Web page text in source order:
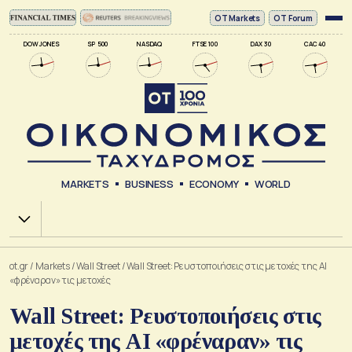
DOW JONES SP 500 NASDAQ FTSE 100 DAX 30 CAC 40
ΟΤ Markets OT Forum
MARKETS BUSINESS ECONOMY WORLD
Χ.Α.
ot.gr/ Markets/Wall Street/Wall Street: Ρευστοποιήσεις στις μετοχές της AI
«φρέναραν» τις μετοχές
Wall Street: Ρευστοποιήσεις στις
μετοχές της AI «φρέναραν» τις